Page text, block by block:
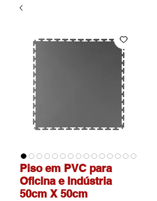
Piso em PVC para
Oficina e Indústria
50cm X 50cm